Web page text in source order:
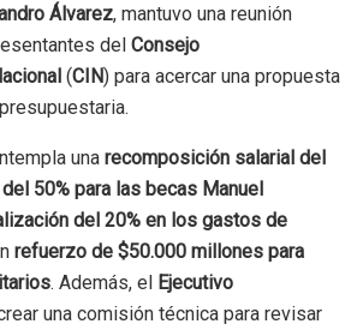
Álvarez, mantuvo una reunión
del Consejo
(CIN) para acercar una propuesta
una recomposición salarial del
50% para las becas Manuel
del 20% en los gastos de
refuerzo de $50.000 millones para
. Además, el Ejecutivo
una comisión técnica para revisar